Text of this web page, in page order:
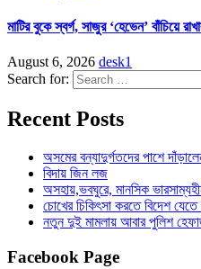
মাটির বুকে স্বর্গ, সাজুর ‘হেভেন’ বাঁচিয়ে
August 6, 2026 desk1
Search for:
Recent Posts
অসমের বন্যাদুর্গতদের পাশে
বিদায় জিন লজ
অসহায়,ভবঘুরে, মানসিক
চোখের চিকিৎসা করতে বিদেশ
নতুন দুই মামলায় আবার পুলিশ
Facebook Page